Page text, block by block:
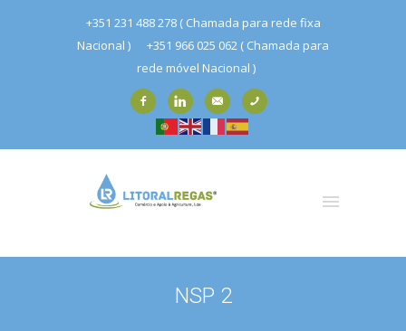
+351 231 488 278 ( Chamada para rede fixa
Nacional )
+351 966 025 062 ( Chamada para
rede móvel Nacional )
NSP 2